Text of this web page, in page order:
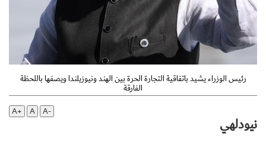
رئيس الوزراء يشيد باتفاقية التجارة الحرة بين الهند ونيوزيلندا ويصفها باللحظة
الفارقة
A+
A A-
نيودلهي